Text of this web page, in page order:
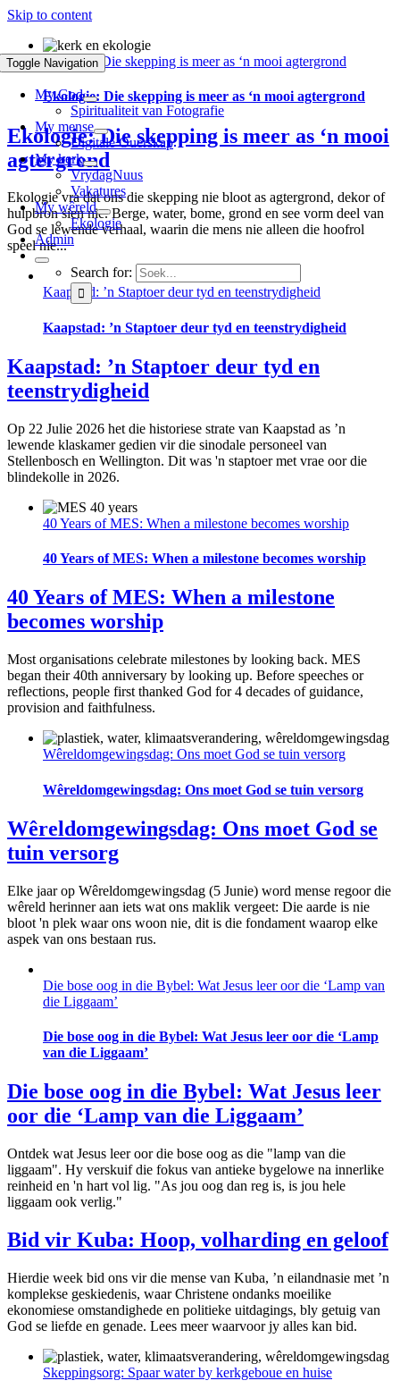
Skip to content
Toggle Navigation
My God
Spiritualiteit van Fotografie
My mense
Digitale Ouerskap
My kerk
VrydagNuus
Vakatures
My wêreld
Ekologie
Admin
Search for:
Ekologie: Die skepping is meer as ‘n mooi agtergrond
Ekologie: Die skepping is meer as ‘n mooi agtergrond
Ekologie: Die skepping is meer as ‘n mooi
agtergrond
Ekologie vra dat ons die skepping nie bloot as agtergrond, dekor of
hulpbron sien nie. Berge, water, bome, grond en see vorm deel van
God se lewende verhaal, waarin die mens nie alleen die hoofrol
speel nie...
Kaapstad: ’n Staptoer deur tyd en teenstrydigheid
Kaapstad: ’n Staptoer deur tyd en teenstrydigheid
Kaapstad: ’n Staptoer deur tyd en
teenstrydigheid
Op 22 Julie 2026 het die historiese strate van Kaapstad as ’n
lewende klaskamer gedien vir die sinodale personeel van
Stellenbosch en Wellington. Dit was 'n staptoer met vrae oor die
blindekolle in 2026.
40 Years of MES: When a milestone becomes worship
40 Years of MES: When a milestone becomes worship
40 Years of MES: When a milestone
becomes worship
Most organisations celebrate milestones by looking back. MES
began their 40th anniversary by looking up. Before speeches or
reflections, people first thanked God for 4 decades of guidance,
provision and faithfulness.
Wêreldomgewingsdag: Ons moet God se tuin versorg
Wêreldomgewingsdag: Ons moet God se tuin versorg
Wêreldomgewingsdag: Ons moet God se
tuin versorg
Elke jaar op Wêreldomgewingsdag (5 Junie) word mense regoor die
wêreld herinner aan iets wat ons maklik vergeet: Die aarde is nie
bloot 'n plek waar ons woon nie, dit is die fondament waarop elke
aspek van ons bestaan rus.
Die bose oog in die Bybel: Wat Jesus leer oor die ‘Lamp van
die Liggaam’
Die bose oog in die Bybel: Wat Jesus leer oor die ‘Lamp
van die Liggaam’
Die bose oog in die Bybel: Wat Jesus leer
oor die ‘Lamp van die Liggaam’
Ontdek wat Jesus leer oor die bose oog as die "lamp van die
liggaam". Hy verskuif die fokus van antieke bygelowe na innerlike
reinheid en 'n hart vol lig. "As jou oog dan reg is, is jou hele
liggaam ook verlig."
Bid vir Kuba: Hoop, volharding en geloof
Hierdie week bid ons vir die mense van Kuba, ’n eilandnasie met ’n
komplekse geskiedenis, waar Christene ondanks moeilike
ekonomiese omstandighede en politieke uitdagings, bly getuig van
God se liefde en genade. Lees meer waarvoor jy alles kan bid.
Skeppingsorg: Spaar water by kerkgeboue en huise